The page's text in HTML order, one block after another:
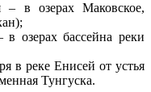
в озерах Маковское,
озерах бассейна реки
в реке Енисей от устья
Тунгуска.